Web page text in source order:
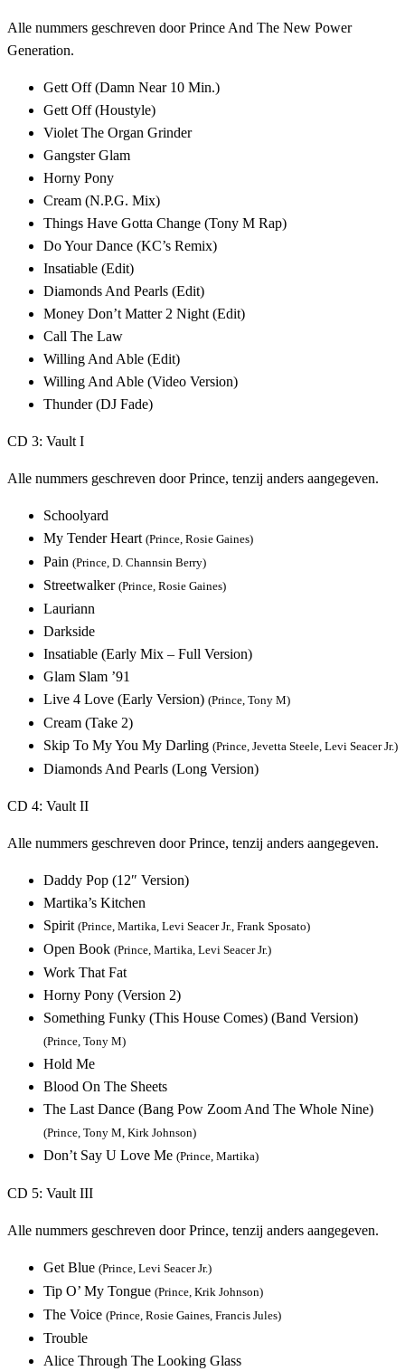
Alle nummers geschreven door Prince And The New Power
Generation.
Gett Off (Damn Near 10 Min.)
Gett Off (Houstyle)
Violet The Organ Grinder
Gangster Glam
Horny Pony
Cream (N.P.G. Mix)
Things Have Gotta Change (Tony M Rap)
Do Your Dance (KC’s Remix)
Insatiable (Edit)
Diamonds And Pearls (Edit)
Money Don’t Matter 2 Night (Edit)
Call The Law
Willing And Able (Edit)
Willing And Able (Video Version)
Thunder (DJ Fade)
CD 3: Vault I
Alle nummers geschreven door Prince, tenzij anders aangegeven.
Schoolyard
My Tender Heart (Prince, Rosie Gaines)
Pain (Prince, D. Channsin Berry)
Streetwalker (Prince, Rosie Gaines)
Lauriann
Darkside
Insatiable (Early Mix – Full Version)
Glam Slam ’91
Live 4 Love (Early Version) (Prince, Tony M)
Cream (Take 2)
Skip To My You My Darling (Prince, Jevetta Steele, Levi Seacer Jr.)
Diamonds And Pearls (Long Version)
CD 4: Vault II
Alle nummers geschreven door Prince, tenzij anders aangegeven.
Daddy Pop (12″ Version)
Martika’s Kitchen
Spirit (Prince, Martika, Levi Seacer Jr., Frank Sposato)
Open Book (Prince, Martika, Levi Seacer Jr.)
Work That Fat
Horny Pony (Version 2)
Something Funky (This House Comes) (Band Version)
(Prince, Tony M)
Hold Me
Blood On The Sheets
The Last Dance (Bang Pow Zoom And The Whole Nine)
(Prince, Tony M, Kirk Johnson)
Don’t Say U Love Me (Prince, Martika)
CD 5: Vault III
Alle nummers geschreven door Prince, tenzij anders aangegeven.
Get Blue (Prince, Levi Seacer Jr.)
Tip O’ My Tongue (Prince, Krik Johnson)
The Voice (Prince, Rosie Gaines, Francis Jules)
Trouble
Alice Through The Looking Glass